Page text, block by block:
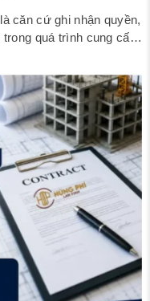
căn cứ ghi nhận quyền,
quá trình cung cấp
phù hợp với quy định